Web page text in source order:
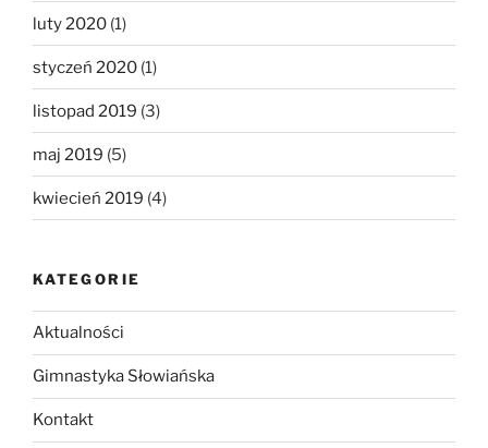
luty 2020 (1)
styczeń 2020 (1)
listopad 2019 (3)
maj 2019 (5)
kwiecień 2019 (4)
KATEGORIE
Aktualności
Gimnastyka Słowiańska
Kontakt